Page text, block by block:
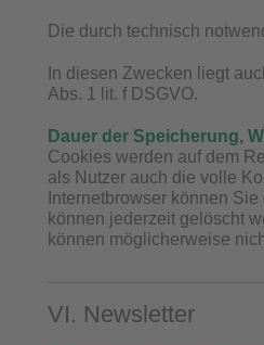
Die durch technisch
In diesen Zwecken liegt
Abs. 1 lit. f DSGVO.
Dauer der Speicherung,
Cookies werden auf dem
als Nutzer auch die volle
Internetbrowser können
können jederzeit gelöscht
können möglicherweise
VI. Newsletter